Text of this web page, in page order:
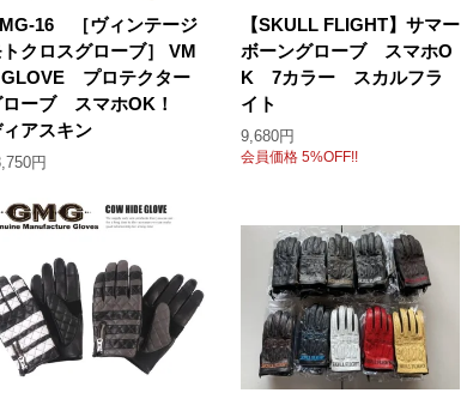
16 ［ヴィンテージ
トクロスグローブ］ VM
プロテクター
ローブ スマホOK！
アスキン
円
【SKULL FLIGHT】サマー
ボーングローブ スマホO
K 7カラー スカルフラ
イト
9,680円
会員価格 5%OFF!!